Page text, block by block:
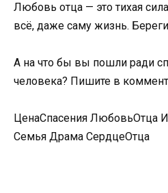
Любовь отца — это тихая
всё, даже саму жизнь.
А на что бы вы пошли ради
человека? Пишите в
ЦенаСпасения ЛюбовьОтца
Семья Драма СердцеОтца